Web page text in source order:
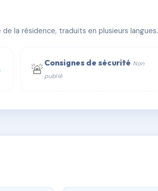
la résidence, traduits en plusieurs langues.
🚨 Consignes de sécurité Non
publié